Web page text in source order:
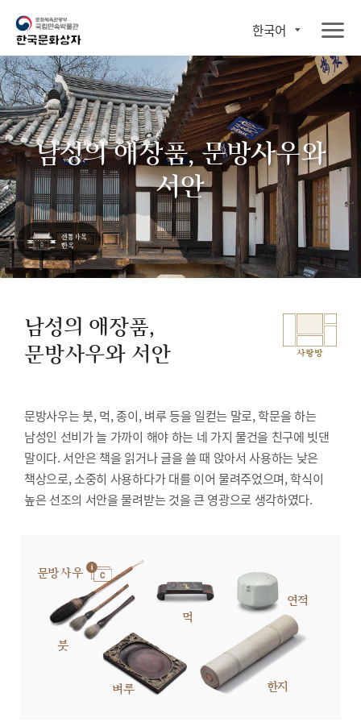
한국어
남성의 애장품, 문방사우와
서안
남성의 애장품,
문방사우와 서안
사랑방
문방사우는 붓, 먹, 종이, 벼루 등을 일컫는 말로, 학문을 하는
남성인 선비가 늘 가까이 해야 하는 네 가지 물건을 친구에 빗댄
말이다. 서안은 책을 읽거나 글을 쓸 때 앉아서 사용하는 낮은
책상으로, 소중히 사용하다가 대를 이어 물려주었으며, 학식이
높은 선조의 서안을 물려받는 것을 큰 영광으로 생각하였다.
문방사우
붓
먹
연적
벼루 한지